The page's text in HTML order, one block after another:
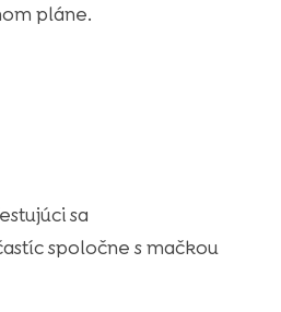
pláne.
sa
spoločne s mačkou